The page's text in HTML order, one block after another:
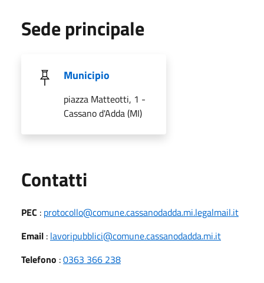
Sede principale
Municipio
piazza Matteotti, 1 -
Cassano d'Adda (MI)
Contatti
PEC : protocollo@comune.cassanodadda.mi.legalmail.it
Email : lavoripubblici@comune.cassanodadda.mi.it
Telefono :0363 366 238